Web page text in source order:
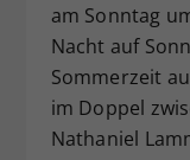
am Sonntag
Nacht auf
Sommerzeit
im Doppel
Nathaniel